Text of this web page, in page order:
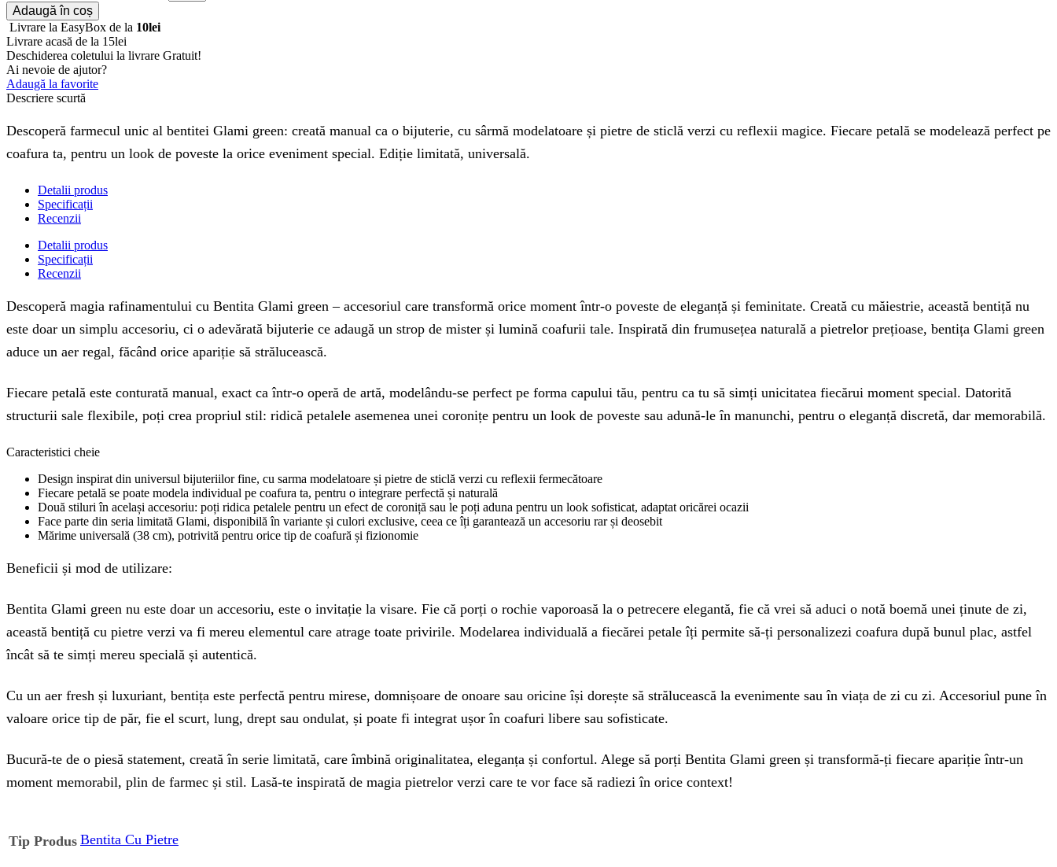
Adaugă în coș
Livrare la EasyBox de la 10lei
Livrare acasă de la 15lei
Deschiderea coletului la livrare Gratuit!
Ai nevoie de ajutor?
Adaugă la favorite
Descriere scurtă
Descoperă farmecul unic al bentitei Glami green: creată manual ca o bijuterie, cu sârmă modelatoare și pietre de sticlă verzi cu reflexii magice. Fiecare petală se modelează perfect pe
coafura ta, pentru un look de poveste la orice eveniment special. Ediție limitată, universală.
Detalii produs
Specificații
Recenzii
Detalii produs
Specificații
Recenzii
Descoperă magia rafinamentului cu Bentita Glami green – accesoriul care transformă orice moment într-o poveste de eleganță și feminitate. Creată cu măiestrie, această bentiță nu
este doar un simplu accesoriu, ci o adevărată bijuterie ce adaugă un strop de mister și lumină coafurii tale. Inspirată din frumusețea naturală a pietrelor prețioase, bentița Glami green
aduce un aer regal, făcând orice apariție să strălucească.
Fiecare petală este conturată manual, exact ca într-o operă de artă, modelându-se perfect pe forma capului tău, pentru ca tu să simți unicitatea fiecărui moment special. Datorită
structurii sale flexibile, poți crea propriul stil: ridică petalele asemenea unei coronițe pentru un look de poveste sau adună-le în manunchi, pentru o eleganță discretă, dar memorabilă.
Caracteristici cheie
Design inspirat din universul bijuteriilor fine, cu sarma modelatoare și pietre de sticlă verzi cu reflexii fermecătoare
Fiecare petală se poate modela individual pe coafura ta, pentru o integrare perfectă și naturală
Două stiluri în același accesoriu: poți ridica petalele pentru un efect de coroniță sau le poți aduna pentru un look sofisticat, adaptat oricărei ocazii
Face parte din seria limitată Glami, disponibilă în variante și culori exclusive, ceea ce îți garantează un accesoriu rar și deosebit
Mărime universală (38 cm), potrivită pentru orice tip de coafură și fizionomie
Beneficii și mod de utilizare:
Bentita Glami green nu este doar un accesoriu, este o invitație la visare. Fie că porți o rochie vaporoasă la o petrecere elegantă, fie că vrei să aduci o notă boemă unei ținute de zi,
această bentiță cu pietre verzi va fi mereu elementul care atrage toate privirile. Modelarea individuală a fiecărei petale îți permite să-ți personalizezi coafura după bunul plac, astfel
încât să te simți mereu specială și autentică.
Cu un aer fresh și luxuriant, bentița este perfectă pentru mirese, domnișoare de onoare sau oricine își dorește să strălucească la evenimente sau în viața de zi cu zi. Accesoriul pune în
valoare orice tip de păr, fie el scurt, lung, drept sau ondulat, și poate fi integrat ușor în coafuri libere sau sofisticate.
Bucură-te de o piesă statement, creată în serie limitată, care îmbină originalitatea, eleganța și confortul. Alege să porți Bentita Glami green și transformă-ți fiecare apariție într-un
moment memorabil, plin de farmec și stil. Lasă-te inspirată de magia pietrelor verzi care te vor face să radiezi în orice context!
Tip Produs Bentita Cu Pietre